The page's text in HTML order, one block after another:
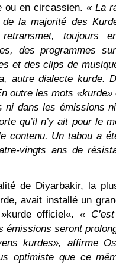
ou en circassien. « La
la majorité des
toujours
des programmes
et des clips de
autre dialecte kurde.
outre les mots
ni dans les émissions
qu’il n’y ait pour le
contenu. Un tabou a
vingts ans de
de Diyarbakir, la
avait installé un
officiel«. «
émissions seront
kurdes», affirme
optimiste que ce